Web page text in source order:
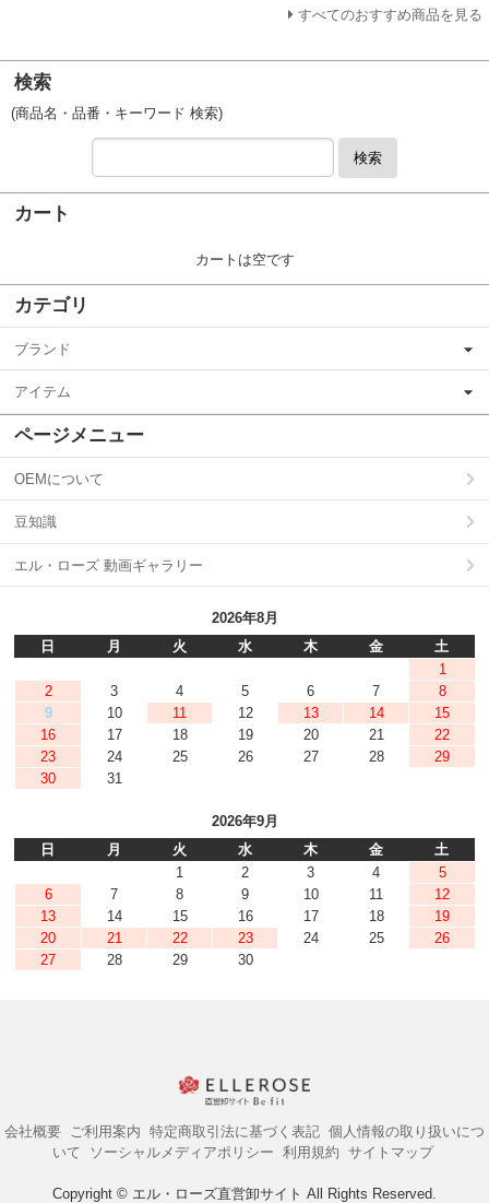
すべてのおすすめ商品を見る
検索
(商品名・品番・キーワード 検索)
検索
カート
カートは空です
カテゴリ
ブランド
アイテム
ページメニュー
OEMについて
豆知識
エル・ローズ 動画ギャラリー
2026年8月
日
月 火 水 木 金
土
1
2
3 4 5 6 7
8
9
10 11 12 13 14
15
16
17 18 19 20 21
22
23
24 25 26 27 28
29
30
31
2026年9月
日
月 火 水 木 金
土
1
2 3 4
5
6
7 8 9 10 11
12
13
14 15 16 17 18
19
20
21 22 23 24 25
26
27
28 29 30
会社概要 ご利用案内 特定商取引法に基づく表記 個人情報の取り扱いにつ
いて
ソーシャルメディアポリシー 利用規約 サイトマップ
Copyright © エル・ローズ直営卸サイト All Rights Reserved.